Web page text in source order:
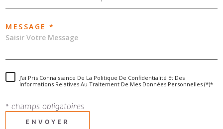
MESSAGE *
J'ai Pris Connaissance De La Politique De Confidentialité Et Des
Informations Relatives Au Traitement De Mes Données Personnelles (*)*
* champs obligatoires
ENVOYER